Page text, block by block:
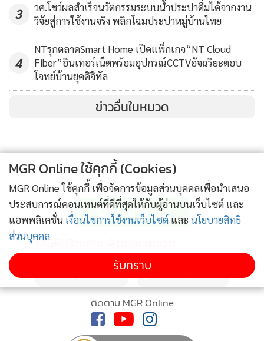
3
วศ.โชว์ผลสำเร็จนวัตกรรมระบบน้ำประปาดื่มได้จากงาน
วิจัยสู่การใช้งานจริง พลิกโฉมประปาหมู่บ้านไทย
4
NTรุกตลาดSmart Home เปิดแพ็กเกจ“NT Cloud
Fiber”อินเทอร์เน็ตพร้อมอุปกรณ์CCTVอัจฉริยะตอบ
โจทย์บ้านยุคดิจิทัล
ข่าวอื่นในหมวด
ติดตามข่าวสารผ่านทาง LINE
MGR Online Application
ติดตาม MGR Online
MGR Online ใช้คุกกี้ (Cookies)
MGR Online ใช้คุกกี้ เพื่อจัดการข้อมูลส่วนบุคคลเพื่อนำเสนอ
ประสบการณ์คอนเทนต์ที่ดีที่สุดให้กับผู้อ่านบนเว็บไซต์ และ
แอพพลิเคชั่น เงื่อนไขการใช้งานเว็บไซต์ และ นโยบายสิทธิ
ส่วนบุคคล
รับทราบ